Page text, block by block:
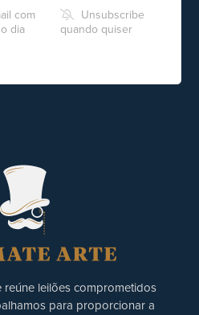
com
dia
Unsubscribe
quando quiser
reúne leilões comprometidos
para proporcionar a